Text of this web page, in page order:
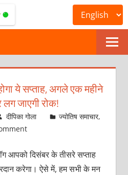
ONLINE
ASTROLOGICAL
JOURNAL
–
ASTROSAGE
MAGAZINE
ये सप्ताह, अगले एक महीने
लग जाएगी रोक!
दीपिका गोला ज्योतिष समाचार,
आपको दिसंबर के तीसरे सप्ताह
करेगा। ऐसे में, हम सभी के मन